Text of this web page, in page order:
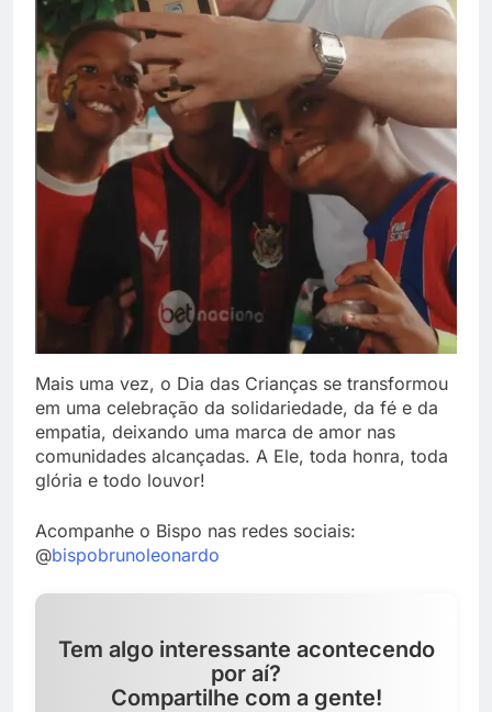
Mais uma vez, o Dia das Crianças se transformou
em uma celebração da solidariedade, da fé e da
empatia, deixando uma marca de amor nas
comunidades alcançadas. A Ele, toda honra, toda
glória e todo louvor!
Acompanhe o Bispo nas redes sociais:
@bispobrunoleonardo
Tem algo interessante acontecendo
por aí?
Compartilhe com a gente!